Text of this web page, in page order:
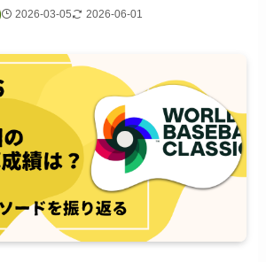
2026-03-05 2026-06-01